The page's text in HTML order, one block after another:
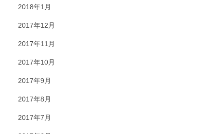
2018年1月
2017年12月
2017年11月
2017年10月
2017年9月
2017年8月
2017年7月